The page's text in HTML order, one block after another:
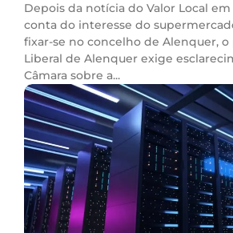
Depois da notícia do Valor Local
conta do interesse do
fixar-se no concelho de Alenquer,
Liberal de Alenquer exige
Câmara sobre a...